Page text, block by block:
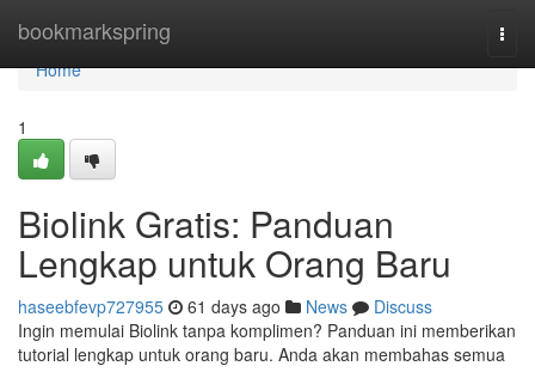
bookmarkspring
Home
Home
1
Biolink Gratis: Panduan
Lengkap untuk Orang Baru
haseebfevp727955 61 days ago News
Discuss
Ingin memulai Biolink tanpa komplimen? Panduan ini memberikan
tutorial lengkap untuk orang baru. Anda akan membahas semua